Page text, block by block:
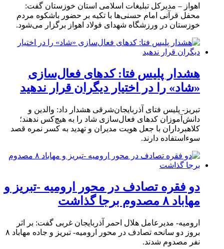
اهواز – مدیرکل تبلیغات اسلامی استان خوزستان گفت:
محفل قرآنی امام حسنی‌ها با تکیه بر حضور باشکوه مردم
خوزستان در ورزشگاه شهدای فولاد اهواز برگزار می‌شود.
هشدار پلیس فتا: کدهای فعال‌سازی
«شاد» را در اختیار دیگران قرار ندهید
تبریز- پلیس فتای آذربایجان‌شرقی هشدار داد: والدین و
دانش‌آموزان کدهای فعال‌سازی شاد را به هیچ‌کس ندهند؛
کلاهبرداران با جعل هویت مدیران و تهدید به کسر نمره قصد
سوءاستفاده دارند.
دو فقره تصادف در محور ارومیه -تبریز و
مهاباد ۸ مصدوم برجا گذاشت
ارومیه- مدیرعامل هلال احمر آذربایجان غربی گفت: بر اثر
بروز دو سانحه تصادف در محور ارومیه- تبریز و جاده مهاباد ۸
نفر مصدوم شدند.